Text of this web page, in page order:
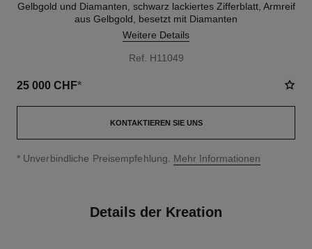
Gelbgold und Diamanten, schwarz lackiertes Zifferblatt, Armreif
aus Gelbgold, besetzt mit Diamanten
Weitere Details
Ref. H11049
25 000 CHF*
KONTAKTIEREN SIE UNS
↩
* Unverbindliche Preisempfehlung. Mehr Informationen
Details der Kreation